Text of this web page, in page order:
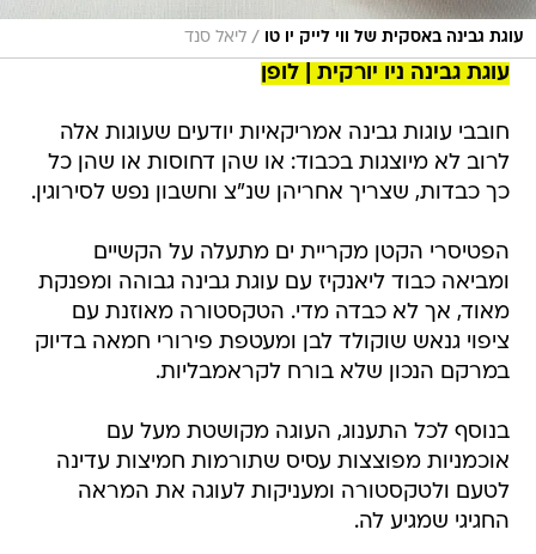
עוגת גבינה באסקית של ווי לייק יו טו / ליאל סנד
עוגת גבינה ניו יורקית | לופן
חובבי עוגות גבינה אמריקאיות יודעים שעוגות אלה
לרוב לא מיוצגות בכבוד: או שהן דחוסות או שהן כל
כך כבדות, שצריך אחריהן שנ"צ וחשבון נפש לסירוגין.
הפטיסרי הקטן מקריית ים מתעלה על הקשיים
ומביאה כבוד ליאנקיז עם עוגת גבינה גבוהה ומפנקת
מאוד, אך לא כבדה מדי. הטקסטורה מאוזנת עם
ציפוי גנאש שוקולד לבן ומעטפת פירורי חמאה בדיוק
במרקם הנכון שלא בורח לקראמבליות.
בנוסף לכל התענוג, העוגה מקושטת מעל עם
אוכמניות מפוצצות עסיס שתורמות חמיצות עדינה
לטעם ולטקסטורה ומעניקות לעוגה את המראה
החגיגי שמגיע לה.